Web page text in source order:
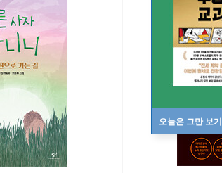
오늘은 그만 보기